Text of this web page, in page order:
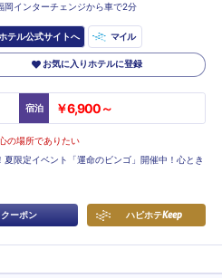
岡インターチェンジから車で2分
ホテル公式サイトへ マイル
お気に入りホテルに登録
宿泊 ￥6,900～
の場所でありたい
限定イベント「運命のビンゴ」開催中！心とき
クーポン ハピホテKeep